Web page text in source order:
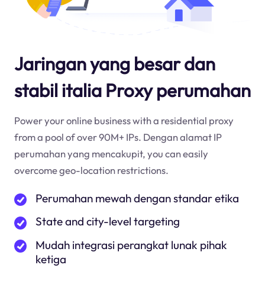
Jaringan yang besar dan
stabil italia Proxy perumahan
Power your online business with a residential proxy
from a pool of over 90M+ IPs. Dengan alamat IP
perumahan yang mencakupit, you can easily
overcome geo-location restrictions.
Perumahan mewah dengan standar etika
State and city-level targeting
Mudah integrasi perangkat lunak pihak
ketiga